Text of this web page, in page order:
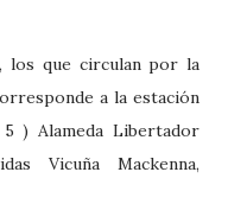
los que circulan por la
a la estación
) Alameda Libertador
Vicuña Mackenna,